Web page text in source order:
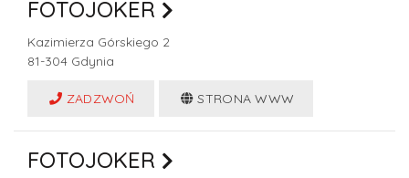
FOTOJOKER
Kazimierza Górskiego 2
81-304 Gdynia
ZADZWOŃ STRONA WWW
FOTOJOKER